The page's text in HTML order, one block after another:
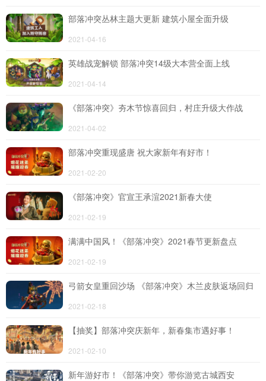
部落冲突丛林主题大更新 建筑小屋全面升级
2021-04-16
英雄战宠解锁 部落冲突14级大本营全面上线
2021-04-14
《部落冲突》夯木节惊喜回归，村庄升级大作战
2021-04-02
部落冲突重现盛唐 祝大家新年有好市！
2021-02-20
《部落冲突》官宣王承渲2021新春大使
2021-02-19
满满中国风！《部落冲突》2021春节更新盘点
2021-02-19
弓箭女皇重回沙场 《部落冲突》木兰皮肤返场回归
2021-02-18
【抽奖】部落冲突庆新年，新春集市遇好事！
2021-02-10
新年游好市！《部落冲突》带你游览古城西安